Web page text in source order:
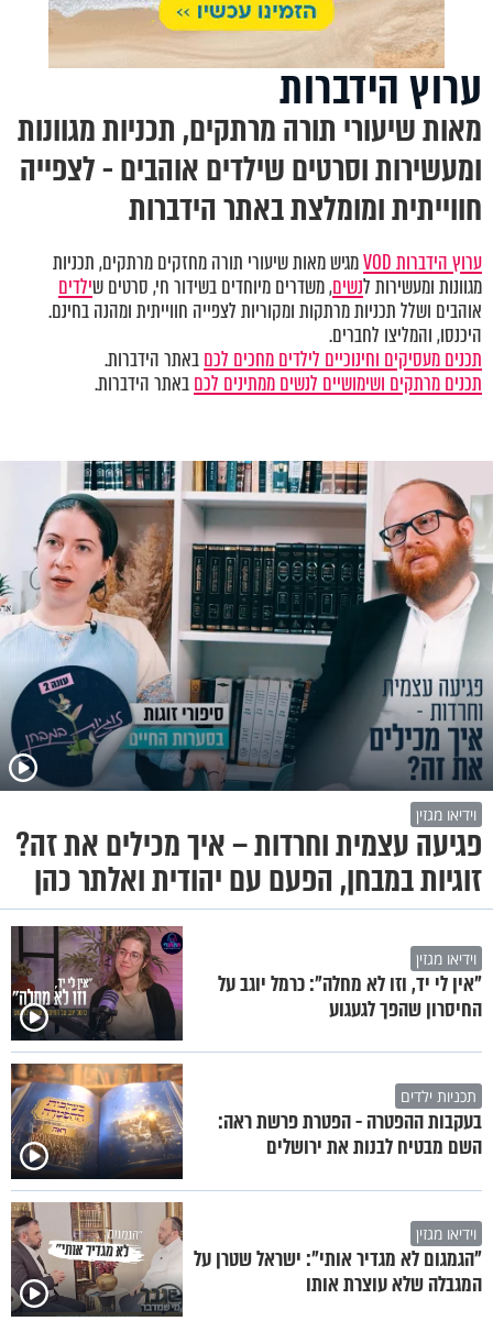
ערוץ הידברות
מאות שיעורי תורה מרתקים, תכניות מגוונות
ומעשירות וסרטים שילדים אוהבים - לצפייה
חווייתית ומומלצת באתר הידברות
ערוץ הידברות VOD
מגיש מאות שיעורי תורה מחזקים מרתקים, תכניות
מגוונות ומעשירות לנשים, משדרים מיוחדים בשידור חי, סרטים שילדים
אוהבים ושלל תכניות מרתקות ומקוריות לצפייה חווייתית ומהנה בחינם.
היכנסו, והמליצו לחברים.
תכנים מעסיקים וחינוכיים לילדים מחכים לכםבאתר הידברות.
תכנים מרתקים ושימושיים לנשים ממתינים לכםבאתר הידברות.
וידיאו מגזין
פגיעה עצמית וחרדות – איך מכילים את זה?
זוגיות במבחן, הפעם עם יהודית ואלתר כהן
וידיאו מגזין
"אין לי יד, וזו לא מחלה": כרמל יוגב על
החיסרון שהפך לגעגוע
תכניות ילדים
בעקבות ההפטרה - הפטרת פרשת ראה:
השם מבטיח לבנות את ירושלים
וידיאו מגזין
"הגמגום לא מגדיר אותי": ישראל שטרן על
המגבלה שלא עוצרת אותו